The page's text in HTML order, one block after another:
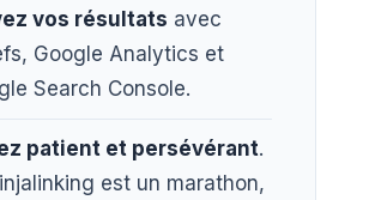
vos résultats avec
Google Analytics et
Search Console.
patient et persévérant.
est un marathon,